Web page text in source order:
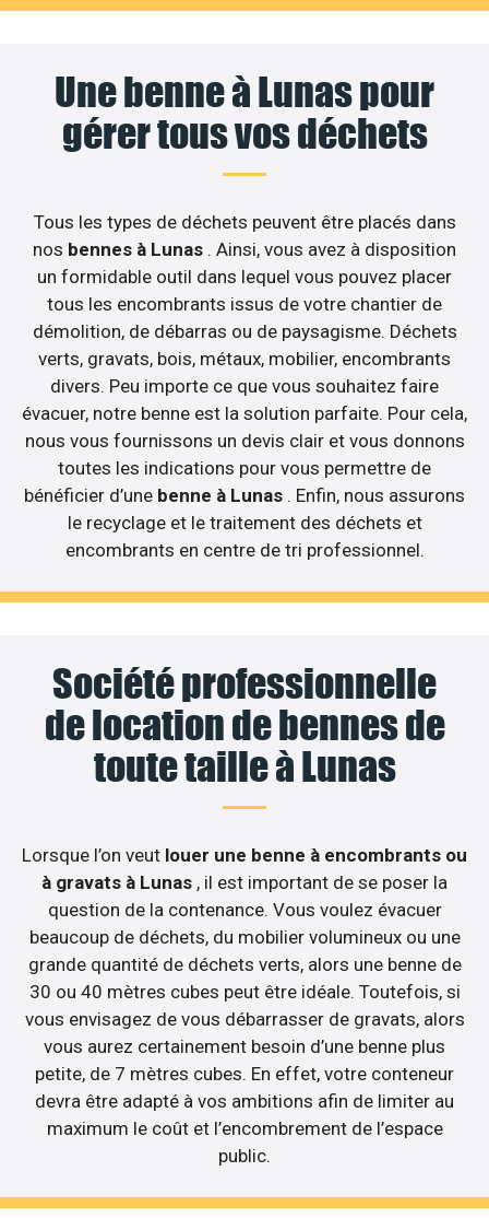
Une benne à Lunas pour
gérer tous vos déchets
Tous les types de déchets peuvent être placés dans
nos bennes à Lunas . Ainsi, vous avez à disposition
un formidable outil dans lequel vous pouvez placer
tous les encombrants issus de votre chantier de
démolition, de débarras ou de paysagisme. Déchets
verts, gravats, bois, métaux, mobilier, encombrants
divers. Peu importe ce que vous souhaitez faire
évacuer, notre benne est la solution parfaite. Pour cela,
nous vous fournissons un devis clair et vous donnons
toutes les indications pour vous permettre de
bénéficier d’une benne à Lunas . Enfin, nous assurons
le recyclage et le traitement des déchets et
encombrants en centre de tri professionnel.
Société professionnelle
de location de bennes de
toute taille à Lunas
Lorsque l’on veut louer une benne à encombrants ou
à gravats à Lunas , il est important de se poser la
question de la contenance. Vous voulez évacuer
beaucoup de déchets, du mobilier volumineux ou une
grande quantité de déchets verts, alors une benne de
30 ou 40 mètres cubes peut être idéale. Toutefois, si
vous envisagez de vous débarrasser de gravats, alors
vous aurez certainement besoin d’une benne plus
petite, de 7 mètres cubes. En effet, votre conteneur
devra être adapté à vos ambitions afin de limiter au
maximum le coût et l’encombrement de l’espace
public.